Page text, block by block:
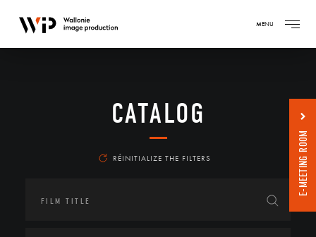
MENU
CATALOG
RÉINITIALIZE THE FILTERS E-MEETING ROOM